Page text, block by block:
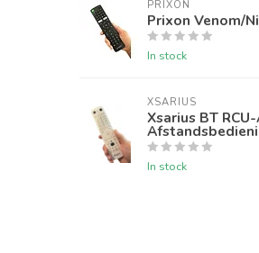
PRIXON
Prixon Venom/
In stock
XSARIUS
Xsarius BT
In stock